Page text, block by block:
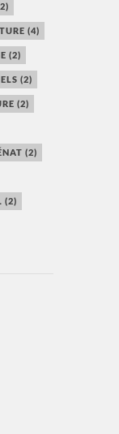
(4)
(2)
(2)
(2)
(2)
(2)